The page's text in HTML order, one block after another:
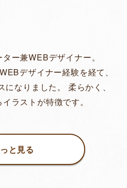
ー兼WEBデザイナー。
デザイナー経験を経て、
なりました。 柔らかく、
ラストが特徴です。
と見る